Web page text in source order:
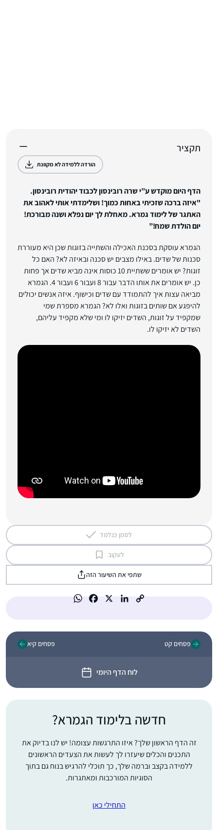
תקציר
הורדה ללמידה לא מקוונת
הדף היום מוקדש ע”י שרה רובינסון לכבוד יהודית רובינסון.
"איזה ברכה שזכיתי באחות כמוך! ושלימדתי אותי לאהוב את
האתגר של לימוד גמרא. מאחלת לך יום נפלא ושנה מבורכת!
יום הולדת שמח!”
הגמרא עוסקת בסכנת האכילה והשתייה בזוגות שכן היא מעוררת
סכנות של שדים. באילו מצבים יש סכנה ובאיזה לא? האם כל
זוגות? יש אומרים ששתיית 10 כוסות אינה מביא שדים אך פחות
כן. יש אומרים את אותו הדבר עבור 8 ועבור 6 ועבור 4. הגמרא
מביאה עצות איך להתמודד עם שדים וכישוף. איזה אנשים יכולים
להיפגע אם שותים בזוגות ואלו לא? הגמרא מספרת שמי
שמקפיד על זוגות, השדים יזיקו לו ומי שלא מקפיד עליהם,
השדים לא יזיקו לו.
לסמן כנלמד
לעקוב
שתפי את השיעור הזה
פסחים קט
לוח הדף היומי
פסחים קיא
חדשה בלימוד הגמרא?
זה הדף הראשון שלך? איזו התרגשות עצומה! יש לנו בדיוק את
התכנים והכלים שיעזרו לך לעשות את הצעדים הראשונים
ללמידה בקצב וברמה שלך, כך תוכלי להרגיש בנוח גם בתוך
הסוגיות המורכבות ומאתגרות.
התחילי כאן